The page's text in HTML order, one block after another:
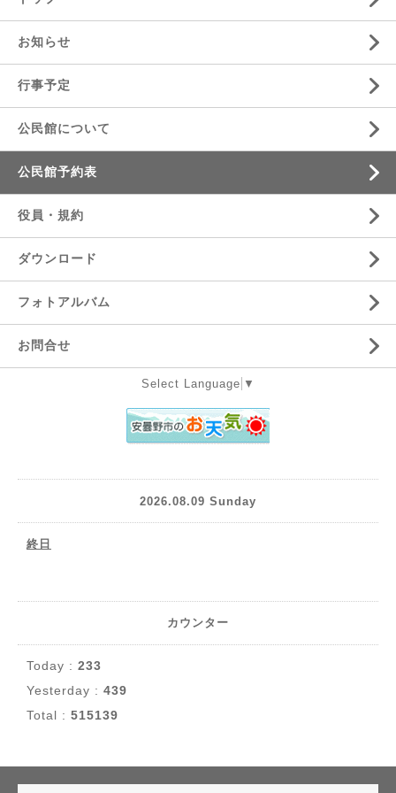
お知らせ
行事予定
公民館について
公民館予約表
役員・規約
ダウンロード
フォトアルバム
お問合せ
Select Language ▼
2026.08.09 Sunday
終日
カウンター
Today : 233
Yesterday : 439
Total : 515139